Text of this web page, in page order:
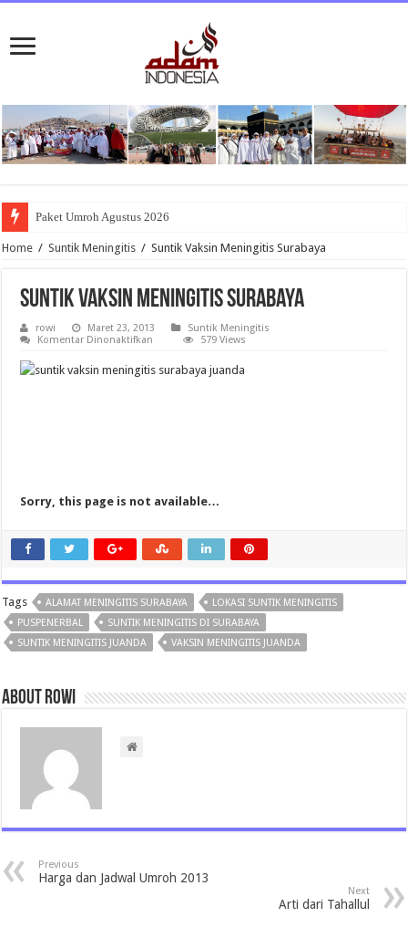
Paket Umroh Agustus 2026
Home / Suntik Meningitis / Suntik Vaksin Meningitis Surabaya
Suntik Vaksin Meningitis Surabaya
rowi Maret 23, 2013
Suntik Meningitis
Komentar Dinonaktifkan
Vaksin
Meningitis
579 Views
Sorry, this page is not available…
Tags ALAMAT MENINGITIS SURABAYA
LOKASI SUNTIK MENINGITIS
PUSPENERBAL
SUNTIK MENINGITIS DI SURABAYA
SUNTIK MENINGITIS JUANDA
VAKSIN MENINGITIS JUANDA
About rowi
Previous
Harga dan Jadwal Umroh 2013
Next
Arti dari Tahallul